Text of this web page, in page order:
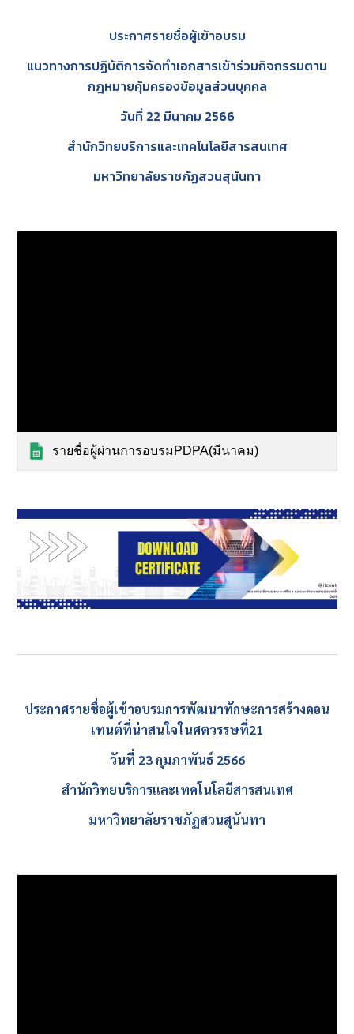
ประกาศรายชื่อผู้เข้าอบรม
แนวทางการปฏิบัติการจัดทําเอกสารเข้าร่วมกิจกรรมตาม
กฎหมายคุ้มครองข้อมูลส่วนบุคคล
วันที่ 22 มีนาคม 2566
สำนักวิทยบริการและเทคโนโลยีสารสนเทศ
มหาวิทยาลัยราชภัฏสวนสุนันทา
รายชื่อผู้ผ่านการอบรมPDPA(มีนาคม)
ประกาศรายชื่อผู้เข้าอบรมการพัฒนาทักษะการสร้างคอน
เทนต์ที่น่าสนใจในศตวรรษที่21
วันที่ 23 กุมภาพันธ์ 2566
สำนักวิทยบริการและเทคโนโลยีสารสนเทศ
มหาวิทยาลัยราชภัฏสวนสุนันทา